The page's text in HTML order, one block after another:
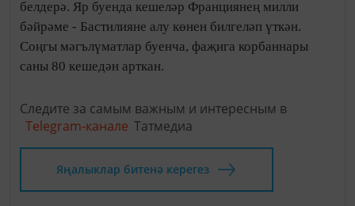
белдерә. Яр буенда кешеләр Франциянең милли
бәйрәме - Бастилияне алу көнен билгеләп үткән.
Соңгы мәгълүматлар буенча, фаҗига корбаннары
саны 80 кешедән арткан.
Следите за самым важным и интересным в
Telegram-канале Татмедиа
Яңалыклар битенә керегез